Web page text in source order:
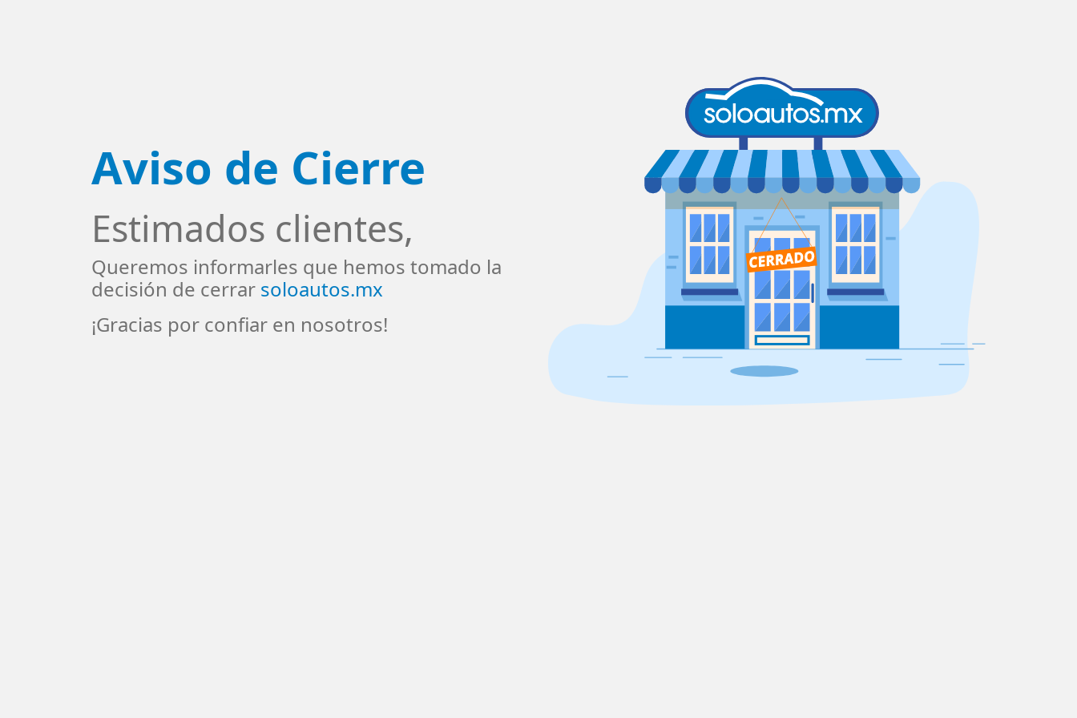
Aviso de Cierre
Estimados clientes,
Queremos informarles que hemos tomado la
decisión de cerrar soloautos.mx
¡Gracias por confiar en nosotros!